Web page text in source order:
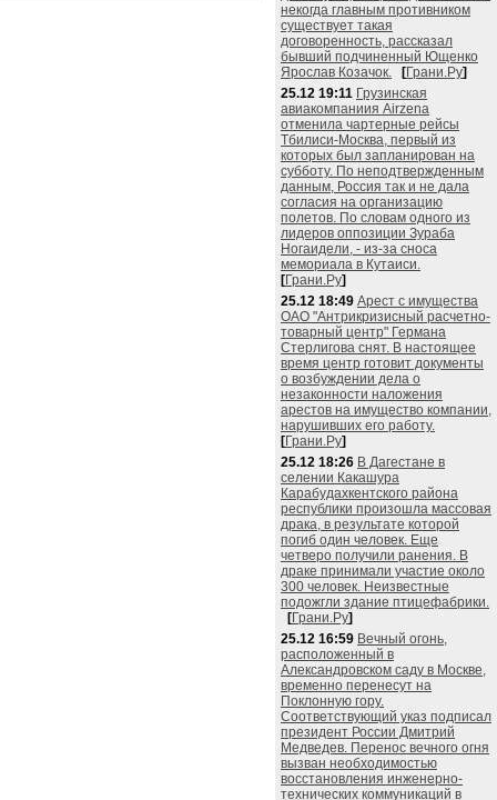
некогда главным противником
существует такая
договоренность, рассказал
бывший подчиненный Ющенко
Ярослав Козачок.
[Грани.Ру]
25.12 19:11 Грузинская
авиакомпаниия Airzena
отменила чартерные рейсы
Тбилиси-Москва, первый из
которых был запланирован на
субботу. По неподтвержденным
данным, Россия так и не дала
согласия на организацию
полетов. По словам одного из
лидеров оппозиции Зураба
Ногаидели, - из-за сноса
мемориала в Кутаиси.
[Грани.Ру]
25.12 18:49 Арест с имущества
ОАО "Антрикризисный расчетно-
товарный центр" Германа
Стерлигова снят. В настоящее
время центр готовит документы
о возбуждении дела о
незаконности наложения
арестов на имущество компании,
нарушивших его работу.
[Грани.Ру]
25.12 18:26 В Дагестане в
селении Какашура
Карабудахкентского района
республики произошла массовая
драка, в результате которой
погиб один человек. Еще
четверо получили ранения. В
драке принимали участие около
300 человек. Неизвестные
подожгли здание птицефабрики.
[Грани.Ру]
25.12 16:59 Вечный огонь,
расположенный в
Александровском саду в Москве,
временно перенесут на
Поклонную гору.
Соответствующий указ подписал
президент России Дмитрий
Медведев. Перенос вечного огня
вызван необходимостью
восстановления инженерно-
технических коммуникаций в